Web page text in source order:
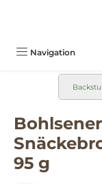
Navigation
95 g